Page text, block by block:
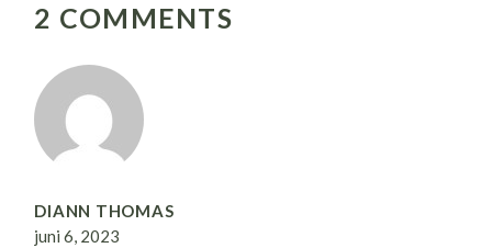
2 COMMENTS
DIANN THOMAS
juni 6, 2023